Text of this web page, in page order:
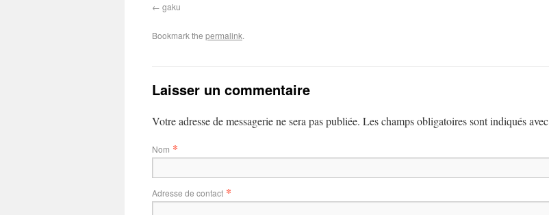
gaku
Bookmark the permalink.
Laisser un commentaire
Votre adresse de messagerie ne sera pas publiée. Les champs obligatoires sont indiqués avec
Nom *
Adresse de contact *